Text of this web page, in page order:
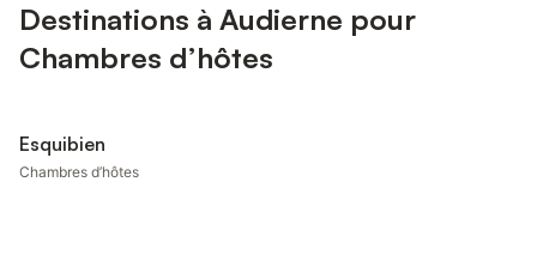
Destinations à Audierne pour
Chambres d’hôtes
Esquibien
Chambres d’hôtes